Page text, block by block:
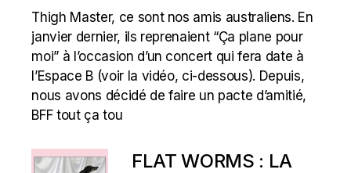
Thigh Master, ce sont nos amis australiens. En
janvier dernier, ils reprenaient “Ça plane pour
moi” à l’occasion d’un concert qui fera date à
l’Espace B (voir la vidéo, ci-dessous). Depuis,
nous avons décidé de faire un pacte d’amitié,
BFF tout ça tou
FLAT WORMS : LA